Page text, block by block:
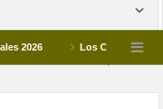
Los Campus de